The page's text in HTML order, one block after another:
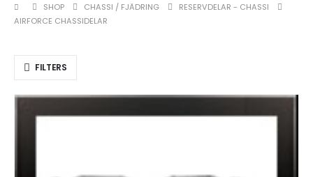
SHOP CHASSI / FJÄDRING
RESERVDELAR - CHASSI
AIRFORCE CHASSIDELAR
FILTERS